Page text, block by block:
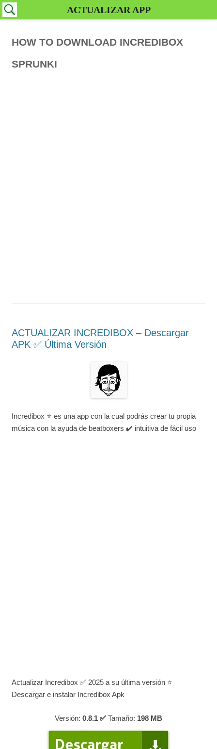
HOW TO DOWNLOAD INCREDIBOX
SPRUNKI
ACTUALIZAR INCREDIBOX – Descargar
APK ✅️ Última Versión
Incredibox ⭐ es una app con la cual podrás crear tu propia
música con la ayuda de beatboxers ✔️ intuitiva de fácil uso
Actualizar Incredibox ✅ 2025 a su última versión ⭐
Descargar e instalar Incredibox Apk
Versión: 0.8.1 ✅ Tamaño: 198 MB
ACTUALIZAR APP